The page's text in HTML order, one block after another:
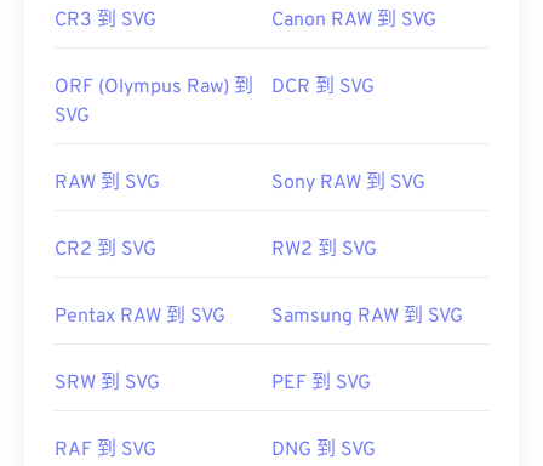
CR3 到 SVG Canon RAW 到 SVG
ORF (Olympus Raw) 到
SVG
DCR 到 SVG
RAW 到 SVG Sony RAW 到 SVG
CR2 到 SVG RW2 到 SVG
Pentax RAW 到 SVG Samsung RAW 到 SVG
SRW 到 SVG PEF 到 SVG
RAF 到 SVG DNG 到 SVG